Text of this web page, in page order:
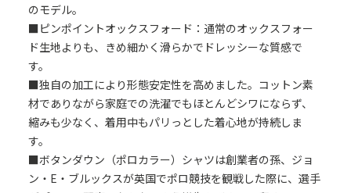
のモデル。
■ピンポイントオックスフォード：通常のオックスフォー
ド生地よりも、きめ細かく滑らかでドレッシーな質感で
す。
■独自の加工により形態安定性を高めました。コットン素
材でありながら家庭での洗濯でもほとんどシワにならず、
縮みも少なく、着用中もパリっとした着心地が持続しま
す。
■ボタンダウン（ポロカラー）シャツは創業者の孫、ジョ
ン・E・ブルックスが英国でポロ競技を観戦した際に、選手